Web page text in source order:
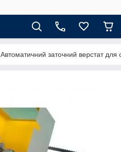
Автоматичний заточний верстат для